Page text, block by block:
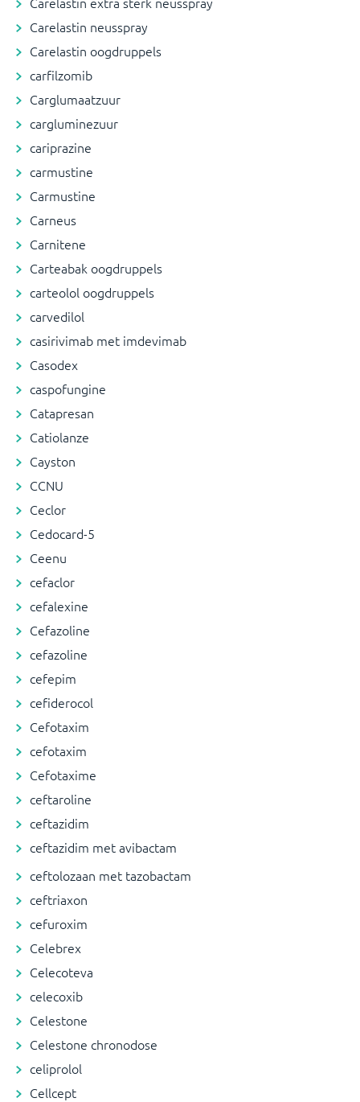
Carelastin neusspray
Carelastin oogdruppels
carfilzomib
Carglumaatzuur
cargluminezuur
cariprazine
carmustine
Carmustine
Carneus
Carnitene
Carteabak oogdruppels
carteolol oogdruppels
carvedilol
casirivimab met imdevimab
Casodex
caspofungine
Catapresan
Catiolanze
Cayston
CCNU
Ceclor
Cedocard-5
Ceenu
cefaclor
cefalexine
Cefazoline
cefazoline
cefepim
cefiderocol
Cefotaxim
cefotaxim
Cefotaxime
ceftaroline
ceftazidim
ceftazidim met avibactam
ceftolozaan met tazobactam
ceftriaxon
cefuroxim
Celebrex
Celecoteva
celecoxib
Celestone
Celestone chronodose
celiprolol
Cellcept